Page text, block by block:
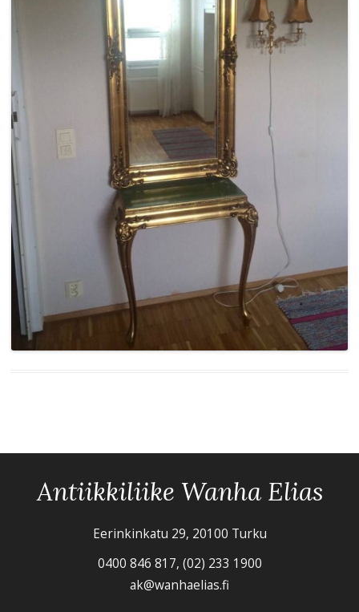
Antiikkiliike Wanha Elias
Eerinkinkatu 29, 20100 Turku
0400 846 817, (02) 233 1900
ak@wanhaelias.fi